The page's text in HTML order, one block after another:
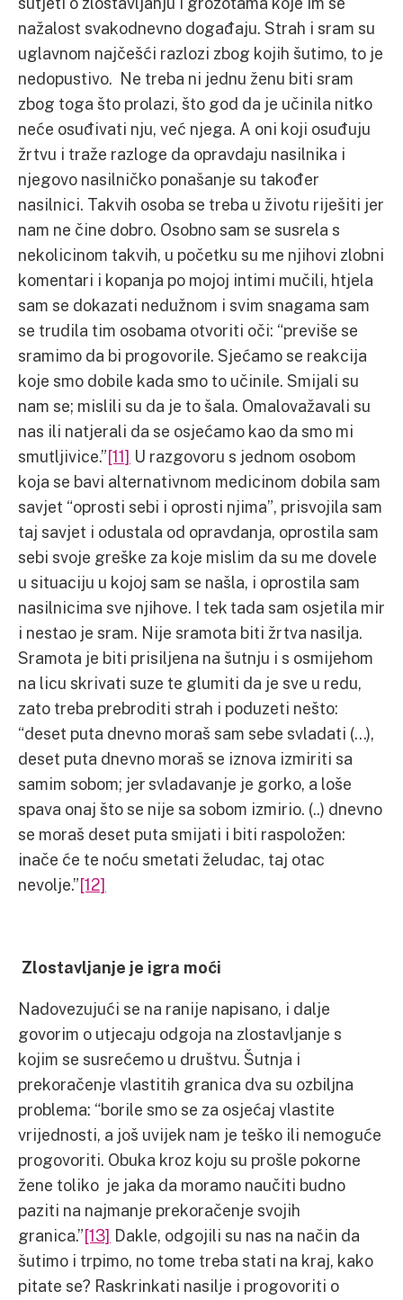
nažalost svakodnevno događaju. Strah i sram su
uglavnom najčešći razlozi zbog kojih šutimo, to je
nedopustivo. Ne treba ni jednu ženu biti sram
zbog toga što prolazi, što god da je učinila nitko
neće osuđivati nju, već njega. A oni koji osuđuju
žrtvu i traže razloge da opravdaju nasilnika i
njegovo nasilničko ponašanje su također
nasilnici. Takvih osoba se treba u životu riješiti jer
nam ne čine dobro. Osobno sam se susrela s
nekolicinom takvih, u početku su me njihovi zlobni
komentari i kopanja po mojoj intimi mučili, htjela
sam se dokazati nedužnom i svim snagama sam
se trudila tim osobama otvoriti oči: “previše se
sramimo da bi progovorile. Sjećamo se reakcija
koje smo dobile kada smo to učinile. Smijali su
nam se; mislili su da je to šala. Omalovažavali su
nas ili natjerali da se osjećamo kao da smo mi
smutljivice.”[11] U razgovoru s jednom osobom
koja se bavi alternativnom medicinom dobila sam
savjet “oprosti sebi i oprosti njima”, prisvojila sam
taj savjet i odustala od opravdanja, oprostila sam
sebi svoje greške za koje mislim da su me dovele
u situaciju u kojoj sam se našla, i oprostila sam
nasilnicima sve njihove. I tek tada sam osjetila mir
i nestao je sram. Nije sramota biti žrtva nasilja.
Sramota je biti prisiljena na šutnju i s osmijehom
na licu skrivati suze te glumiti da je sve u redu,
zato treba prebroditi strah i poduzeti nešto:
“deset puta dnevno moraš sam sebe svladati (…),
deset puta dnevno moraš se iznova izmiriti sa
samim sobom; jer svladavanje je gorko, a loše
spava onaj što se nije sa sobom izmirio. (..) dnevno
se moraš deset puta smijati i biti raspoložen:
inače će te noću smetati želudac, taj otac
nevolje.”[12]
Zlostavljanje je igra moći
Nadovezujući se na ranije napisano, i dalje
govorim o utjecaju odgoja na zlostavljanje s
kojim se susrećemo u društvu. Šutnja i
prekoračenje vlastitih granica dva su ozbiljna
problema: “borile smo se za osjećaj vlastite
vrijednosti, a još uvijek nam je teško ili nemoguće
progovoriti. Obuka kroz koju su prošle pokorne
žene toliko je jaka da moramo naučiti budno
paziti na najmanje prekoračenje svojih
granica.”[13] Dakle, odgojili su nas na način da
šutimo i trpimo, no tome treba stati na kraj, kako
pitate se? Raskrinkati nasilje i progovoriti o